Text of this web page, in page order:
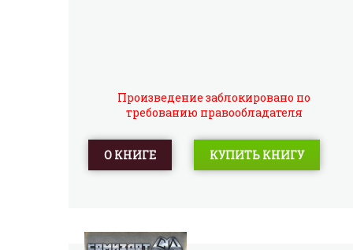
Произведение заблокировано по
требованию правообладателя
О КНИГЕ КУПИТЬ КНИГУ